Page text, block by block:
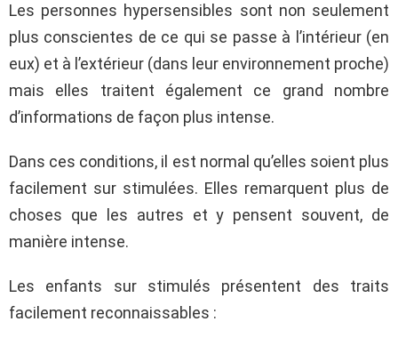
Les personnes hypersensibles sont non seulement
plus conscientes de ce qui se passe à l’intérieur (en
eux) et à l’extérieur (dans leur environnement proche)
mais elles traitent également ce grand nombre
d’informations de façon plus intense.
Dans ces conditions, il est normal qu’elles soient plus
facilement sur stimulées. Elles remarquent plus de
choses que les autres et y pensent souvent, de
manière intense.
Les enfants sur stimulés présentent des traits
facilement reconnaissables :